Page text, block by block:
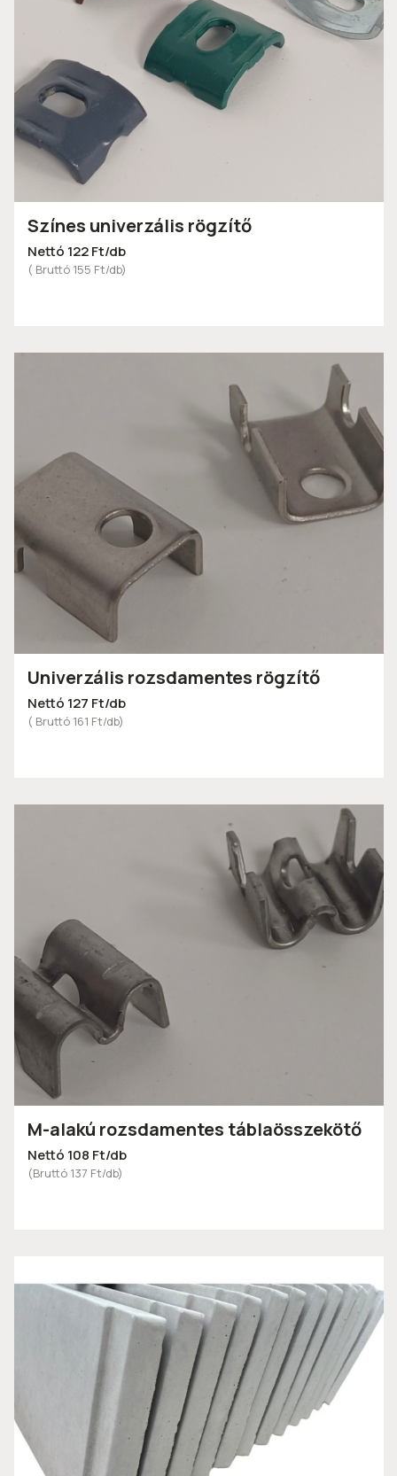
Színes univerzális rögzítő
Nettó 122 Ft/db
( Bruttó 155 Ft/db)
Univerzális rozsdamentes rögzítő
Nettó 127 Ft/db
( Bruttó 161 Ft/db)
M-alakú rozsdamentes táblaösszekötő
Nettó 108 Ft/db
(Bruttó 137 Ft/db)